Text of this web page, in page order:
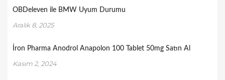
OBDeleven ile BMW Uyum Durumu
Aralık 8, 2025
İron Pharma Anodrol Anapolon 100 Tablet 50mg Satın Al
Kasım 2, 2024